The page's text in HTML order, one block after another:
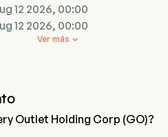
12 2026, 00:00
12 2026, 00:00

Ver más
Outlet Holding Corp (GO)?